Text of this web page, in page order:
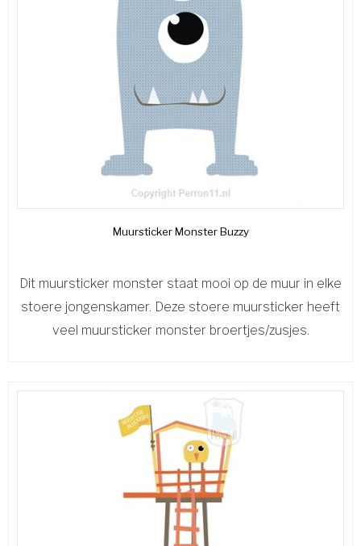
Muursticker Monster Buzzy
Dit muursticker monster staat mooi op de muur in elke
stoere jongenskamer. Deze stoere muursticker heeft
veel muursticker monster broertjes/zusjes.